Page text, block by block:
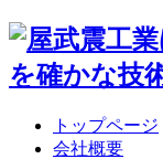
トップページ
会社概要